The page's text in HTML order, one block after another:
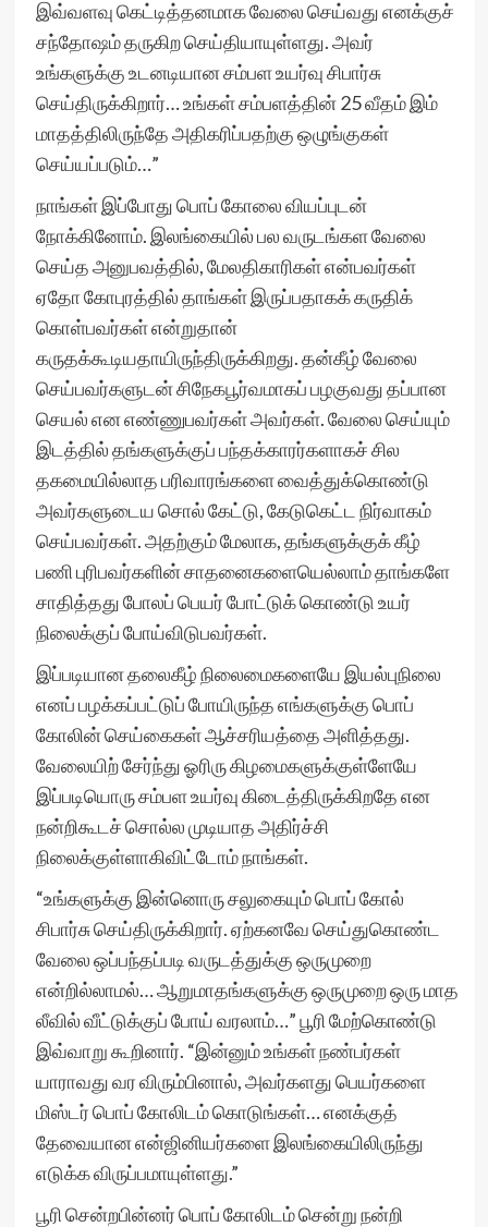
இவ்வளவு கெட்டித்தனமாக வேலை செய்வது எனக்குச்
சந்தோஷம் தருகிற செய்தியாயுள்ளது. அவர்
உங்களுக்கு உடனடியான சம்பள உயர்வு சிபார்சு
செய்திருக்கிறார்… உங்கள் சம்பளத்தின் 25 வீதம் இம்
மாதத்திலிருந்தே அதிகரிப்பதற்கு ஒழுங்குகள்
செய்யப்படும்…”
நாங்கள் இப்போது பொப் கோலை வியப்புடன்
நோக்கினோம். இலங்கையில் பல வருடங்கள வேலை
செய்த அனுபவத்தில், மேலதிகாரிகள் என்பவர்கள்
ஏதோ கோபுரத்தில் தாங்கள் இருப்பதாகக் கருதிக்
கொள்பவர்கள் என்றுதான்
கருதக்கூடியதாயிருந்திருக்கிறது. தன்கீழ் வேலை
செய்பவர்களுடன் சிநேகபூர்வமாகப் பழகுவது தப்பான
செயல் என எண்ணுபவர்கள் அவர்கள். வேலை செய்யும்
இடத்தில் தங்களுக்குப் பந்தக்காரர்களாகச் சில
தகமையில்லாத பரிவாரங்களை வைத்துக்கொண்டு
அவர்களுடைய சொல் கேட்டு, கேடுகெட்ட நிர்வாகம்
செய்பவர்கள். அதற்கும் மேலாக, தங்களுக்குக் கீழ்
பணி புரிபவர்களின் சாதனைகளையெல்லாம் தாங்களே
சாதித்தது போலப் பெயர் போட்டுக் கொண்டு உயர்
நிலைக்குப் போய்விடுபவர்கள்.
இப்படியான தலைகீழ் நிலைமைகளையே இயல்புநிலை
எனப் பழக்கப்பட்டுப் போயிருந்த எங்களுக்கு பொப்
கோலின் செய்கைகள் ஆச்சரியத்தை அளித்தது.
வேலையிற் சேர்ந்து ஓரிரு கிழமைகளுக்குள்ளேயே
இப்படியொரு சம்பள உயர்வு கிடைத்திருக்கிறதே என
நன்றிகூடச் சொல்ல முடியாத அதிர்ச்சி
நிலைக்குள்ளாகிவிட்டோம் நாங்கள்.
“உங்களுக்கு இன்னொரு சலுகையும் பொப் கோல்
சிபார்சு செய்திருக்கிறார். ஏற்கனவே செய்துகொண்ட
வேலை ஒப்பந்தப்படி வருடத்துக்கு ஒருமுறை
என்றில்லாமல்… ஆறுமாதங்களுக்கு ஒருமுறை ஒரு மாத
லீவில் வீட்டுக்குப் போய் வரலாம்…” பூரி மேற்கொண்டு
இவ்வாறு கூறினார். “இன்னும் உங்கள் நண்பர்கள்
யாராவது வர விரும்பினால், அவர்களது பெயர்களை
மிஸ்டர் பொப் கோலிடம் கொடுங்கள்… எனக்குத்
தேவையான என்ஜினியர்களை இலங்கையிலிருந்து
எடுக்க விருப்பமாயுள்ளது.”
பூரி சென்றபின்னர் பொப் கோலிடம் சென்று நன்றி